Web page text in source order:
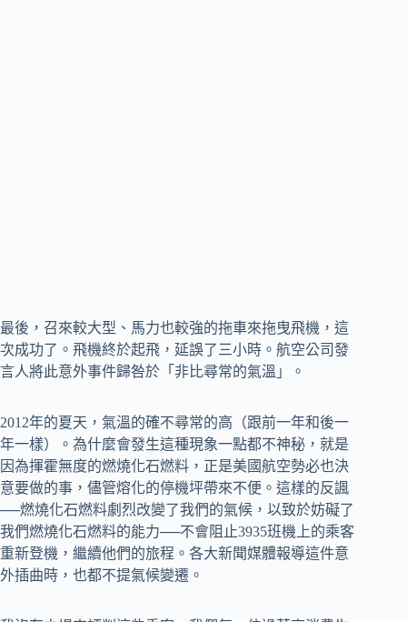
最後，召來較大型、馬力也較強的拖車來拖曳飛機，這
次成功了。飛機終於起飛，延誤了三小時。航空公司發
言人將此意外事件歸咎於「非比尋常的氣溫」。
2012年的夏天，氣溫的確不尋常的高（跟前一年和後一
年一樣）。為什麼會發生這種現象一點都不神秘，就是
因為揮霍無度的燃燒化石燃料，正是美國航空勢必也決
意要做的事，儘管熔化的停機坪帶來不便。這樣的反諷
──燃燒化石燃料劇烈改變了我們的氣候，以致於妨礙了
我們燃燒化石燃料的能力──不會阻止3935班機上的乘客
重新登機，繼續他們的旅程。各大新聞媒體報導這件意
外插曲時，也都不提氣候變遷。